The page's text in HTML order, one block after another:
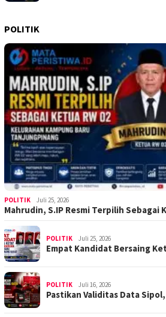
POLITIK
POLITIK Juli 25, 2026
Mahrudin, S.IP Resmi Terpilih Sebagai
POLITIK Juli 25, 2026
Empat Kandidat Bersaing
POLITIK Juli 16, 2026
Pastikan Validitas Data